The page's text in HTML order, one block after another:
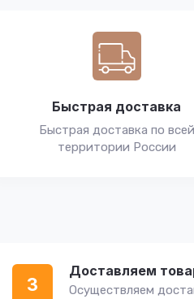
Быстрая доставка
Быстрая доставка по всей
территории России
3
Доставляем
Осуществляем